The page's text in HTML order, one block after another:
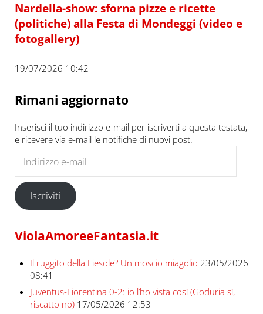
Nardella-show: sforna pizze e ricette
(politiche) alla Festa di Mondeggi (video e
fotogallery)
19/07/2026 10:42
Rimani aggiornato
Inserisci il tuo indirizzo e-mail per iscriverti a questa testata,
e ricevere via e-mail le notifiche di nuovi post.
Iscriviti
ViolaAmoreeFantasia.it
Il ruggito della Fiesole? Un moscio miagolio 23/05/2026
08:41
Juventus-Fiorentina 0-2: io l’ho vista così (Goduria sì,
riscatto no) 17/05/2026 12:53